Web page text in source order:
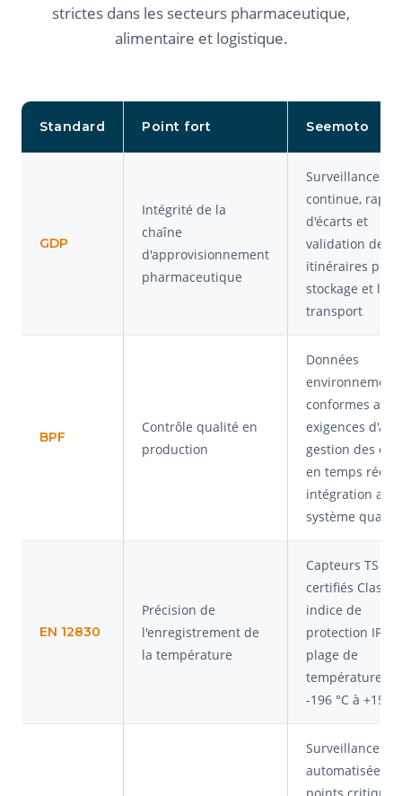
strictes dans les secteurs pharmaceutique,
alimentaire et logistique.
Standard Point fort Seemoto
GDP
Intégrité de la
chaîne
d'approvisionnement
pharmaceutique
Surveillance
continue,
d'écarts et
validation des
itinéraires
stockage et le
transport
BPF
Contrôle qualité en
production
Données
conformes aux
exigences
gestion des
en temps réel
intégration au
système qualité
EN 12830
Précision de
l'enregistrement de
la température
Capteurs TS et
certifiés Classe
indice de
protection IP68,
plage de
température de
-196 °C à +150
Surveillance
automatisée